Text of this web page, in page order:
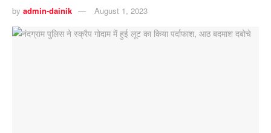
by admin-dainik August 1, 2023